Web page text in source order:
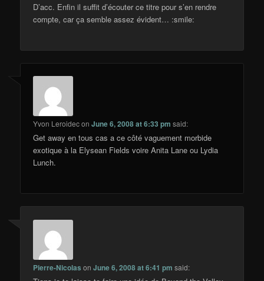
D’acc. Enfin il suffit d’écouter ce titre pour s’en rendre
compte, car ça semble assez évident… :smile:
Yvon LeroideconJune 6, 2008 at 6:33 pm said:
Get away en tous cas a ce côté vaguement morbide
exotique à la Elysean Fields voire Anita Lane ou Lydia
Lunch.
Pierre-Nicolas onJune 6, 2008 at 6:41 pm said: